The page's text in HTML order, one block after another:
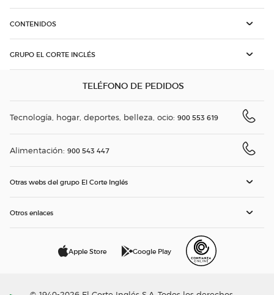
CONTENIDOS
GRUPO EL CORTE INGLÉS
TELÉFONO DE PEDIDOS
Tecnología, hogar, deportes, belleza, ocio: 900 553 619
Alimentación: 900 543 447
Otras webs del grupo El Corte Inglés
Otros enlaces
Apple Store Google Play